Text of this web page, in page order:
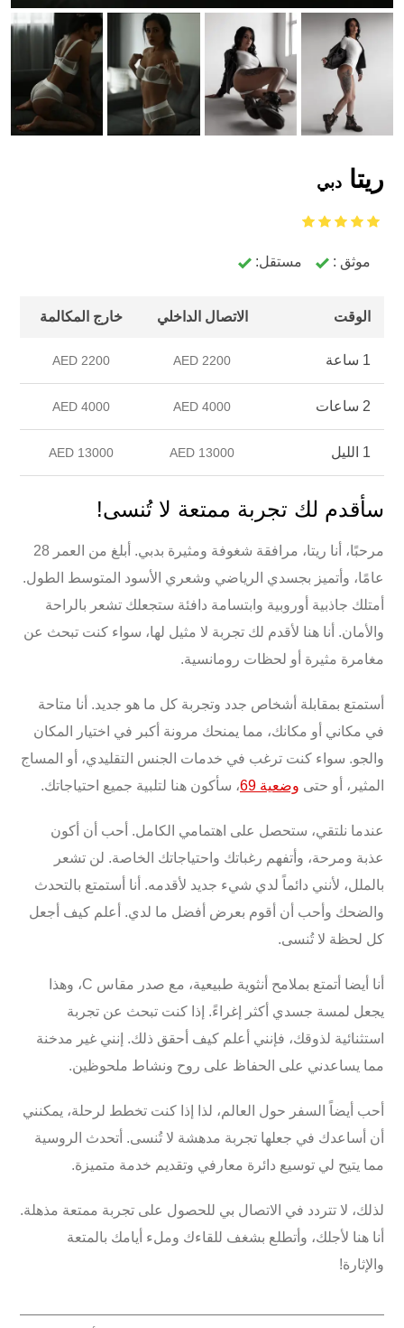
سأقدم لك تجربة ممتعة لا تُنسى!
مرحبًا، أنا ريتا
، مرافقة شغوفة ومثيرة بدبي. أبلغ من العمر 28
عامًا، وأتميز بجسدي الرياضي وشعري الأسود المتوسط الطول.
أمتلك جاذبية أوروبية وابتسامة دافئة ستجعلك تشعر بالراحة
والأمان. أنا هنا لأقدم لك تجربة لا مثيل لها، سواء كنت تبحث عن
مغامرة مثيرة أو لحظات رومانسية.
أستمتع بمقابلة أشخاص جدد وتجربة كل ما هو جديد. أنا متاحة
في مكاني أو مكانك، مما يمنحك مرونة أكبر في اختيار المكان
والجو. سواء كنت ترغب في خدمات الجنس التقليدي، أو المساج
المثير ، أو حتى وضعية 69 ، سأكون هنا لتلبية جميع احتياجاتك.
عندما نلتقي، ستحصل على اهتمامي الكامل. أحب أن أكون
عذبة ومرحة، وأتفهم رغباتك واحتياجاتك الخاصة. لن تشعر
بالملل، لأنني دائماً لدي شيء جديد لأقدمه. أنا أستمتع بالتحدث
والضحك وأحب أن أقوم بعرض أفضل ما لدي. أعلم كيف أجعل
كل لحظة لا تُنسى.
أنا أيضا أتمتع بملامح أنثوية طبيعية، مع صدر مقاس C
، وهذا
يجعل لمسة جسدي أكثر إغراءً. إذا كنت تبحث عن تجربة
استثنائية لذوقك، فإنني أعلم كيف أحقق ذلك. إنني غير مدخنة
مما يساعدني على الحفاظ على روح ونشاط ملحوظين.
أحب أيضاً السفر حول العالم، لذا إذا كنت تخطط لرحلة، يمكنني
أن أساعدك في جعلها تجربة مدهشة لا تُنسى. أتحدث الروسية
مما يتيح لي توسيع دائرة معارفي وتقديم خدمة متميزة.
لذلك، لا تتردد في الاتصال بي للحصول على تجربة ممتعة مذهلة.
أنا هنا لأجلك، وأتطلع بشغف للقاءك وملء أيامك بالمتعة
والإثارة!
ريتا دبي
موثق : مستقل:
الوقت الاتصال الداخلي خارج المكالمة
1 ساعة 2200 AED
2200 AED
2 ساعات 4000 AED
4000 AED
1 الليل 13000 AED
13000 AED